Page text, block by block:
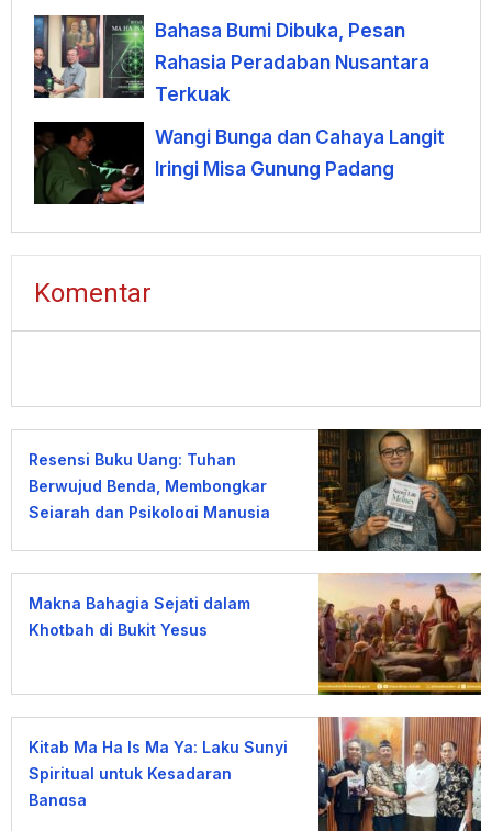
Bahasa Bumi Dibuka, Pesan
Rahasia Peradaban Nusantara
Terkuak
Wangi Bunga dan Cahaya Langit
Iringi Misa Gunung Padang
Komentar
Resensi Buku Uang: Tuhan
Berwujud Benda, Membongkar
Sejarah dan Psikologi Manusia
Makna Bahagia Sejati dalam
Khotbah di Bukit Yesus
Kitab Ma Ha Is Ma Ya: Laku Sunyi
Spiritual untuk Kesadaran
Bangsa